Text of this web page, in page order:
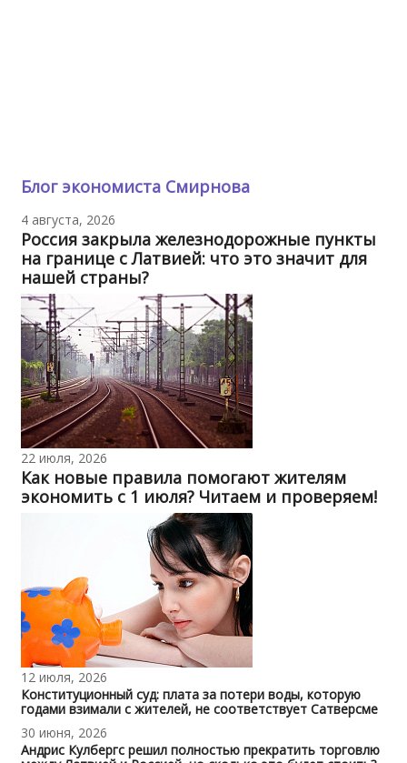
Блог экономиста Смирнова
4 августа, 2026
Россия закрыла железнодорожные пункты
на границе с Латвией: что это значит для
нашей страны?
22 июля, 2026
Как новые правила помогают жителям
экономить с 1 июля? Читаем и проверяем!
12 июля, 2026
Конституционный суд: плата за потери воды, которую
годами взимали с жителей, не соответствует Сатверсме
30 июня, 2026
Андрис Кулбергс решил полностью прекратить торговлю